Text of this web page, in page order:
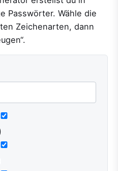
Passwörter. Wähle die
Zeichenarten, dann